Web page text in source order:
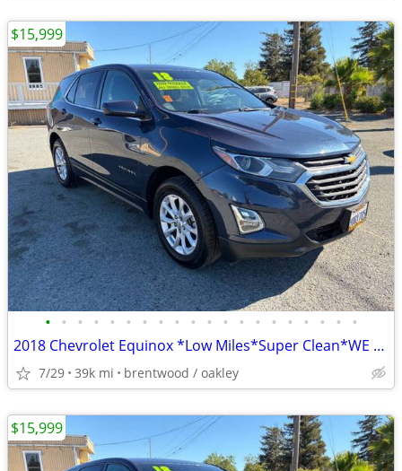
• • • • • • • • • • • • • • • • • • • •
2018 Chevrolet Equinox *Low Miles*Super Clean*WE Finance ALL Credit*
7/29 39k mi brentwood / oakley
$15,999
$15,999